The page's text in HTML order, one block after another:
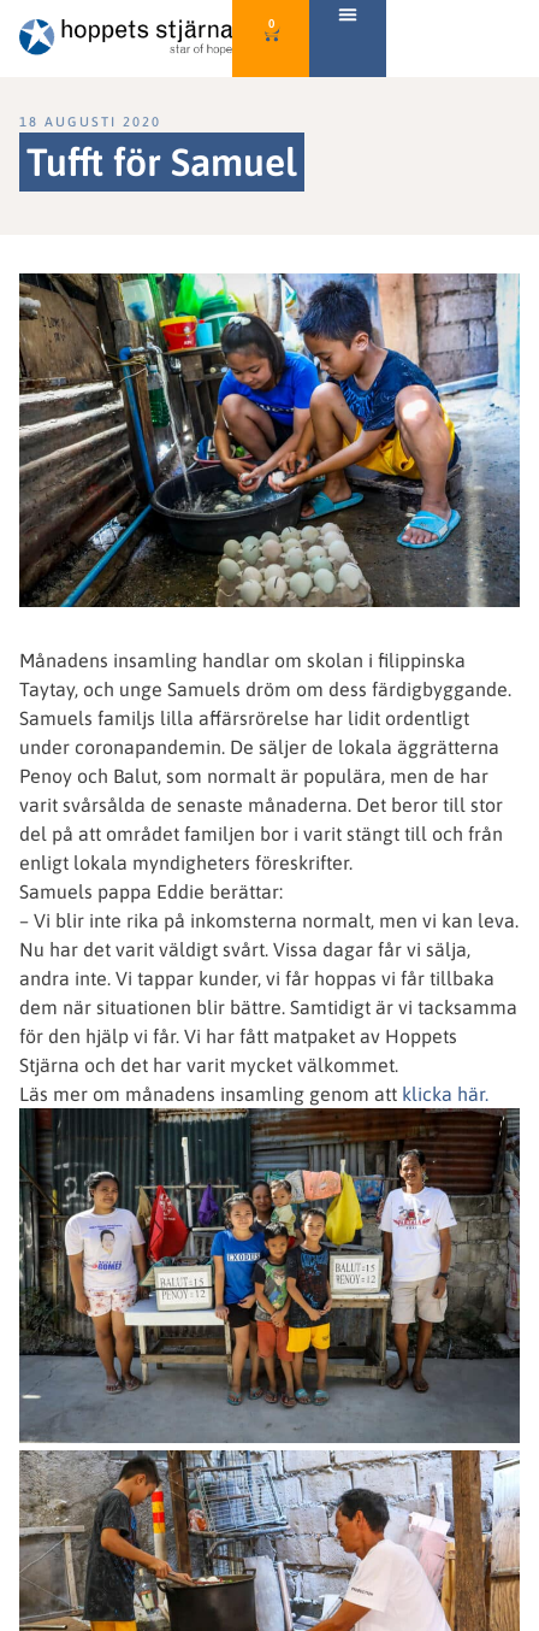
0
18 AUGUSTI 2020
Tufft för Samuel
Månadens insamling handlar om skolan i filippinska
Taytay, och unge Samuels dröm om dess färdigbyggande.
Samuels familjs lilla affärsrörelse har lidit ordentligt
under coronapandemin. De säljer de lokala äggrätterna
Penoy och Balut, som normalt är populära, men de har
varit svårsålda de senaste månaderna. Det beror till stor
del på att området familjen bor i varit stängt till och från
enligt lokala myndigheters föreskrifter.
Samuels pappa Eddie berättar:
– Vi blir inte rika på inkomsterna normalt, men vi kan leva.
Nu har det varit väldigt svårt. Vissa dagar får vi sälja,
andra inte. Vi tappar kunder, vi får hoppas vi får tillbaka
dem när situationen blir bättre. Samtidigt är vi tacksamma
för den hjälp vi får. Vi har fått matpaket av Hoppets
Stjärna och det har varit mycket välkommet.
Läs mer om månadens insamling genom att klicka här.